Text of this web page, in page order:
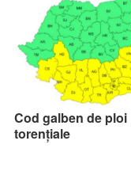
Cod galben de ploi
torențiale